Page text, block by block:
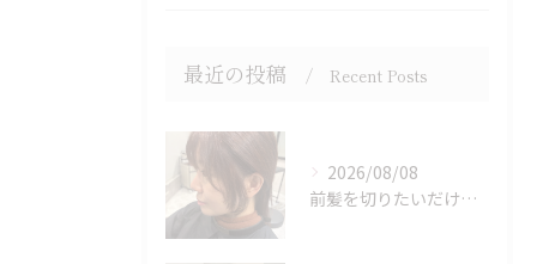
最近の投稿 Recent Posts
2026/08/08
前髪を切りたいだけでもOK♪ポイントカット受付中！